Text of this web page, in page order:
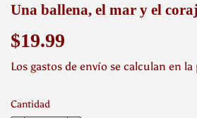
Una ballena, el mar y el
$19.99
Los gastos de envío se calculan en la
Cantidad